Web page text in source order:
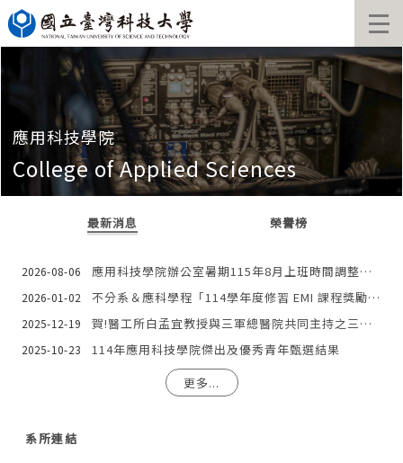
跳
到
主
內
應用科技學院
College of Applied Sciences
最新消息 榮譽榜
2026-08-06 應用科技學院辦公室暑期115年8月上班時間調整公告
2026-01-02 不分系＆應科學程「114學年度修習 EMI 課程獎勵(試辦)辦法」
2025-12-19 賀!醫工所白孟宜教授與三軍總醫院共同主持之三年期國科會計畫「AI技術於微創手術上之應用與輔助相關醫材之開發」之研究成果獲第二十二屆國家新創學研新創獎殊榮
2025-10-23
114年應用科技學院傑出及優秀青年甄選結果
更多...
系所連結